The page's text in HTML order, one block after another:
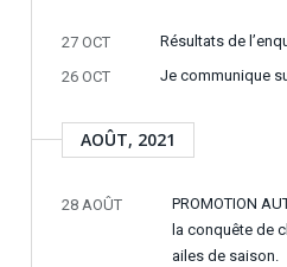
27 OCT
Résultats de
26 OCT
Je communique
AOÛT, 2021
28 AOÛT
PROMOTION
la conquête de
ailes de saison.